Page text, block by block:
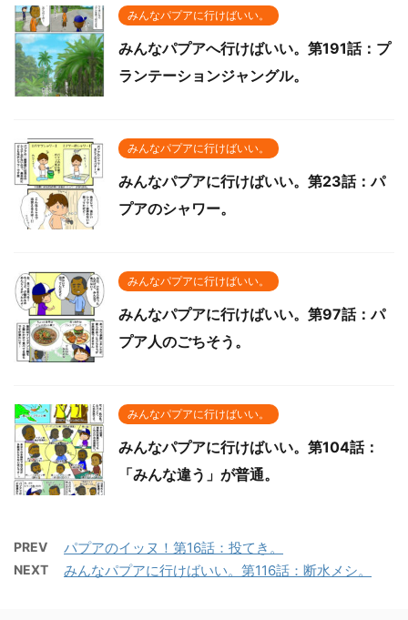
みんなパプアに行けばいい。
みんなパプアへ行けばいい。第191話：プ
ランテーションジャングル。
みんなパプアに行けばいい。
みんなパプアに行けばいい。第23話：パ
プアのシャワー。
みんなパプアに行けばいい。
みんなパプアに行けばいい。第97話：パ
プア人のごちそう。
みんなパプアに行けばいい。
みんなパプアに行けばいい。第104話：
「みんな違う」が普通。
PREV パプアのイッヌ！第16話：投てき。
NEXT みんなパプアに行けばいい。第116話：断水メシ。